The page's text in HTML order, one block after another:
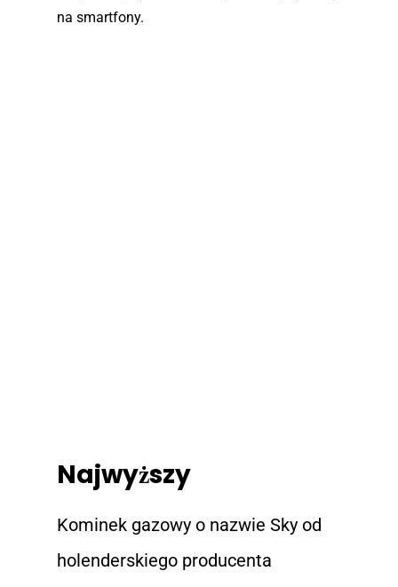
na smartfony.
Najwyższy
Kominek gazowy o nazwie Sky od
holenderskiego producenta